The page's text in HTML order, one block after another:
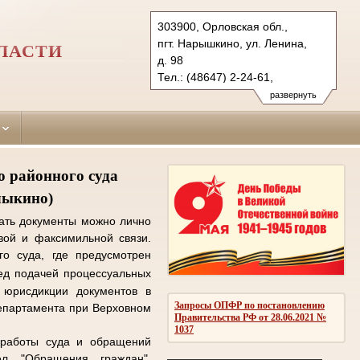
развернуть
303900, Орловская обл.,
пгт. Нарышкино, ул. Ленина,
д. 98
Тел.: (48647) 2-24-61,
(48644) 2-15-79, (48665) 2-10-
65
Запросы ОПФР по постановлению
Правительства РФ от 28.06.2021 №
1037
районного суда
документы можно лично
и факсимильной связи.
суда, где предусмотрен
подачей процессуальных
документов в
при Верховном
суда и обращений